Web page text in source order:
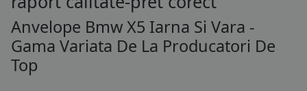
Anvelope Bmw X5 Iarna Si Vara -
Gama Variata De La Producatori De
Top